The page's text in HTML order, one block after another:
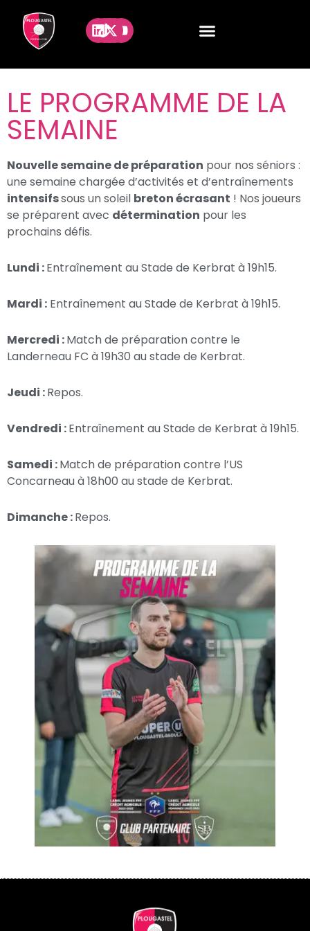
LE PROGRAMME DE LA
SEMAINE
Nouvelle semaine de préparation pour nos séniors :
une semaine chargée d’activités et d’entraînements
intensifssous un soleil breton écrasant ! Nos joueurs
se préparent avec détermination pour les
prochains défis.
Lundi :Entraînement au Stade de Kerbrat à 19h15.
Mardi : Entraînement au Stade de Kerbrat à 19h15.
Mercredi :Match de préparation contre le
Landerneau FC à 19h30 au stade de Kerbrat.
Jeudi :Repos.
Vendredi :Entraînement au Stade de Kerbrat à 19h15.
Samedi :Match de préparation contre l’US
Concarneau à 18h00 au stade de Kerbrat.
Dimanche :Repos.